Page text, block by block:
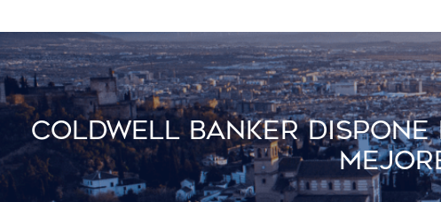
Coldwell Banker Dispone